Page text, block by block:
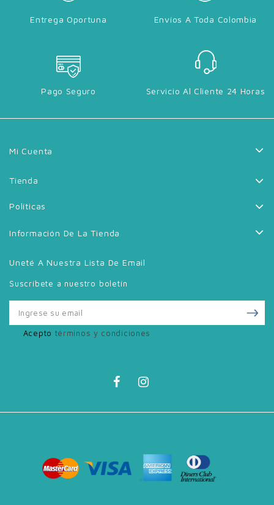
Entrega Oportuna Envíos A Toda Colombia
Pago Seguro Servicio Al Cliente 24 Horas
Mi Cuenta
Tienda
Políticas
Información De La Tienda
Uneté A Nuestra Lista De Email
Suscríbete a nuestro boletín
Acepto términos y condiciones